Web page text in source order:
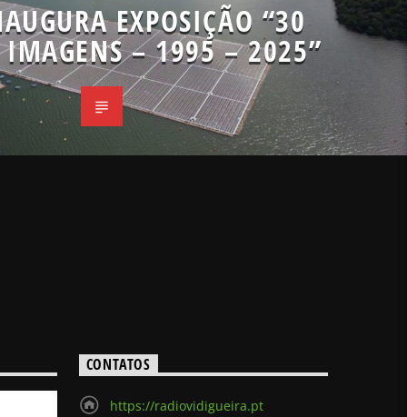
EXPOSIÇÃO “30
– 1995 – 2025”
CONTATOS
https://radiovidigueira.pt